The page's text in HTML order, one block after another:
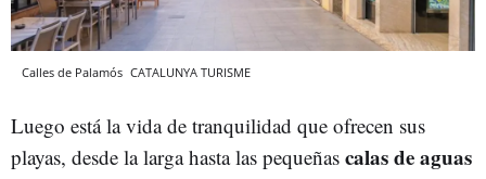
Calles de Palamós CATALUNYA TURISME
Luego está la vida de tranquilidad que ofrecen sus
playas, desde la larga hasta las pequeñas calas de aguas